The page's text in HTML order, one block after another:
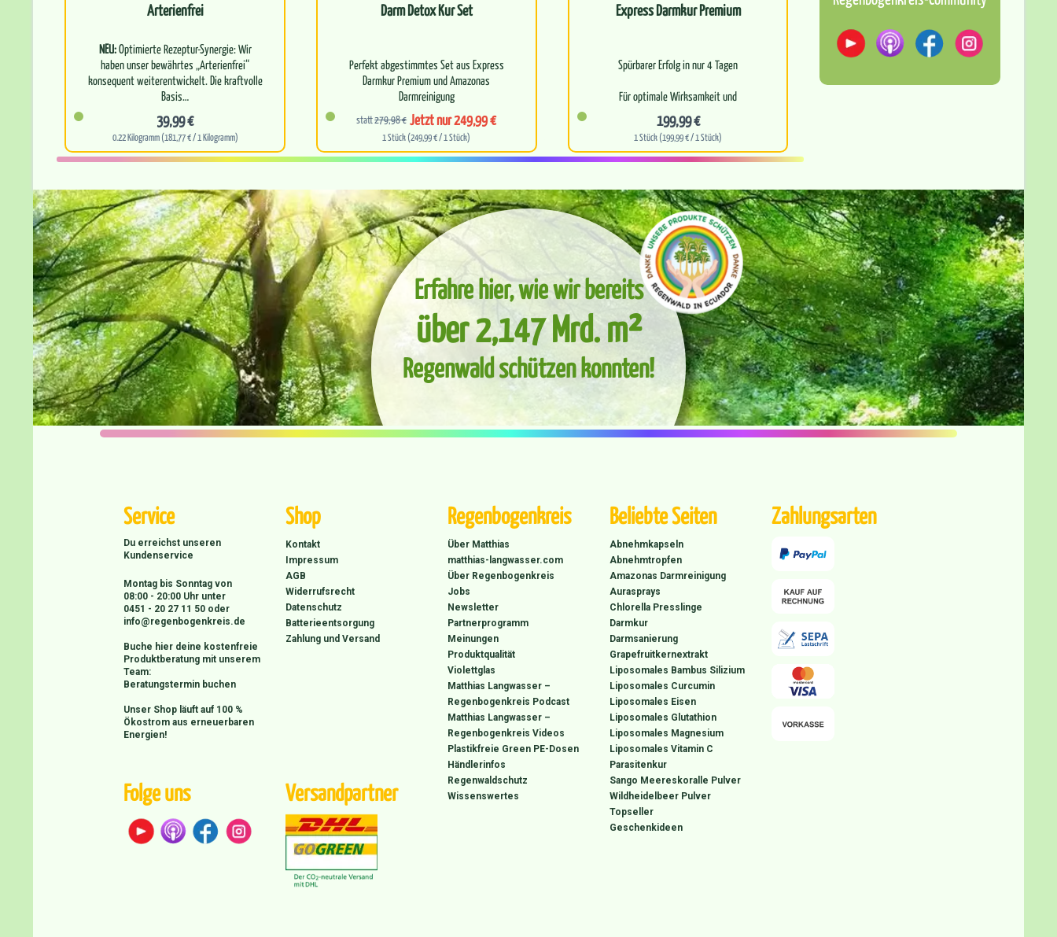
Arterienfrei
NEU:Optimierte Rezeptur-Synergie: Wir
haben unser bewährtes „Arterienfrei“
konsequent weiterentwickelt. Die kraftvolle
Basis…
39,99 €
0.22 Kilogramm (181,77 € / 1 Kilogramm)
Darm Detox Kur Set
Perfekt abgestimmtes Set aus Express
Darmkur Premium und Amazonas
Darmreinigung
Zweistufiges Konzept zur Reinigung des…
statt279,98 € Jetzt nur 249,99 €
1 Stück (249,99 € / 1 Stück)
Express Darmkur Premium
Spürbarer Erfolg in nur 4 Tagen
Für optimale Wirksamkeit und
Bioverfügbarkeit für eine effektive Wirkung
199,99 €
1 Stück (199,99 € / 1 Stück)
Erfahre hier, wie wir bereits
über 2,147 Mrd. m²
Regenwald schützen konnten!
Service
Du erreichst unseren
Kundenservice
Montag bis Sonntag von
08:00 - 20:00 Uhr unter
0451 - 20 27 11 50 oder
info@regenbogenkreis.de
Buche hier deine kostenfreie
Produktberatung mit unserem
Team:
Beratungstermin buchen
Unser Shop läuft auf 100 %
Ökostrom aus erneuerbaren
Energien!
Shop
Kontakt
Impressum
AGB
Widerrufsrecht
Datenschutz
Batterieentsorgung
Zahlung und Versand
Regenbogenkreis
Über Matthias
matthias-langwasser.com
Über Regenbogenkreis
Jobs
Newsletter
Partnerprogramm
Meinungen
Produktqualität
Violettglas
Matthias Langwasser –
Regenbogenkreis Podcast
Matthias Langwasser –
Regenbogenkreis Videos
Plastikfreie Green PE-Dosen
Händlerinfos
Regenwaldschutz
Wissenswertes
Beliebte Seiten
Abnehmkapseln
Abnehmtropfen
Amazonas Darmreinigung
Aurasprays
Chlorella Presslinge
Darmkur
Darmsanierung
Grapefruitkernextrakt
Liposomales Bambus Silizium
Liposomales Curcumin
Liposomales Eisen
Liposomales Glutathion
Liposomales Magnesium
Liposomales Vitamin C
Parasitenkur
Sango Meereskoralle Pulver
Wildheidelbeer Pulver
Topseller
Geschenkideen
Zahlungsarten
Folge uns Versandpartner